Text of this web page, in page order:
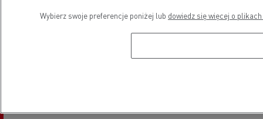
Wybierz swoje preferencje poniżej lub dowiedz się więcej o